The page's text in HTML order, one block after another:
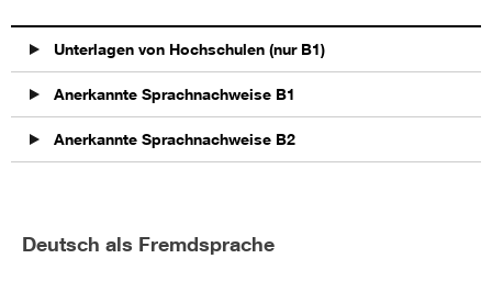
Unterlagen von Hochschulen (nur B1)
Anerkannte Sprachnachweise B1
Anerkannte Sprachnachweise B2
Deutsch als Fremdsprache